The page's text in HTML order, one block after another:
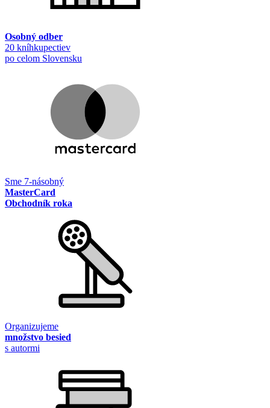
Osobný odber
20 kníhkupectiev
po celom Slovensku
Sme 7-násobný
MasterCard
Obchodník roka
Organizujeme
množstvo besied
s autormi